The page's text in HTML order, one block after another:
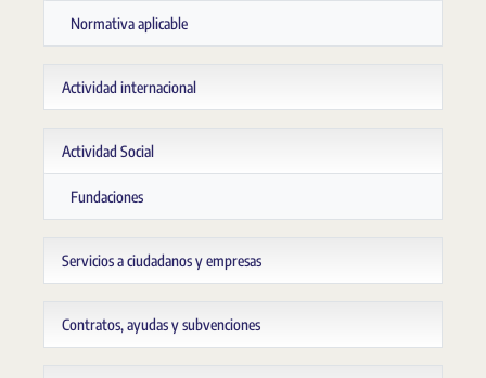
Normativa aplicable
Actividad internacional
Actividad Social
Fundaciones
Servicios a ciudadanos y empresas
Contratos, ayudas y subvenciones